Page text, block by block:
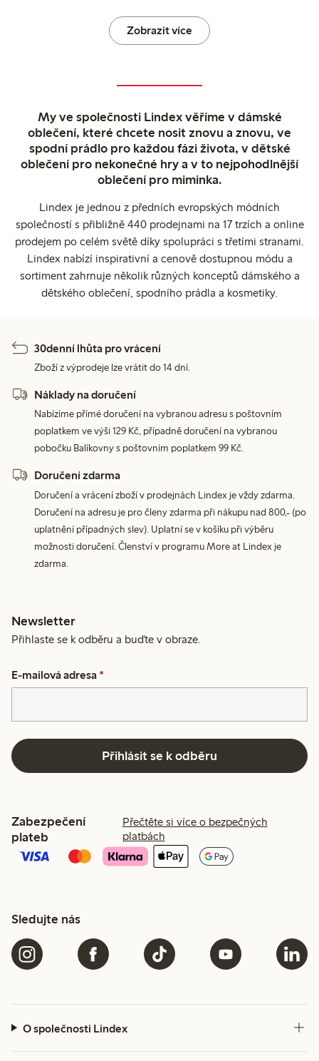
Zobrazit více
My ve společnosti Lindex věříme v dámské
oblečení, které chcete nosit znovu a znovu, ve
spodní prádlo pro každou fázi života, v dětské
oblečení pro nekonečné hry a v to nejpohodlnější
oblečení pro miminka.
Lindex je jednou z předních evropských módních
společností s přibližně 440 prodejnami na 17 trzích a online
prodejem po celém světě díky spolupráci s třetími stranami.
Lindex nabízí inspirativní a cenově dostupnou módu a
sortiment zahrnuje několik různých konceptů dámského a
dětského oblečení, spodního prádla a kosmetiky.
30denní lhůta pro vrácení
Zboží z výprodeje lze vrátit do 14 dní.
Náklady na doručení
Nabízíme přímé doručení na vybranou adresu s poštovním
poplatkem ve výši 129 Kč, případně doručení na vybranou
pobočku Balíkovny s poštovním poplatkem 99 Kč.
Doručení zdarma
Doručení a vrácení zboží v prodejnách Lindex je vždy zdarma.
Doručení na adresu je pro členy zdarma při nákupu nad 800,- (po
uplatnění případných slev). Uplatní se v košíku při výběru
možnosti doručení. Členství v programu More at Lindex je
zdarma.
Newsletter
Přihlaste se k odběru a buďte v obraze.
E-mailová adresa *
Přihlásit se k odběru
Zabezpečení
plateb
Přečtěte si více o bezpečných
platbách
Sledujte nás
O společnosti Lindex